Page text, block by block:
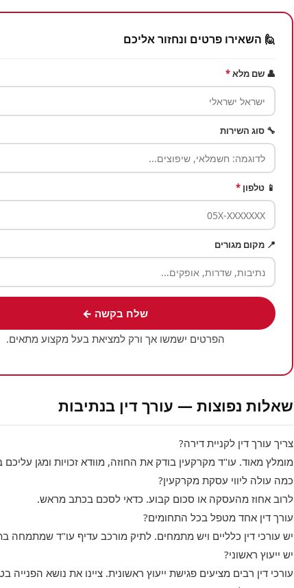
🙋 השאירו פרטים ונחזור אליכם
👤 שם מלא*
🔧 סוג השירות
📱 טלפון *
📍 מקום מגורים
שלח בקשה ←
הפרטים ישמשו אך ורק למציאת בעל מקצוע מתאים.
שאלות נפוצות — עורך דין בנתיבות
צריך עורך דין לקניית דירה?
מומלץ מאוד. עו"ד מקרקעין בודק את החוזה, מוודא זכויות ומגן
כמה עולה ליווי עסקת מקרקעין?
לרוב אחוז מהעסקה או סכום קבוע. כדאי לסכם בכתב מראש.
עורך דין אחד מטפל בכל התחומים?
יש עורכי דין כלליים ויש מתמחים. לתיק מורכב עדיף עו"ד שמתמחה
יש ייעוץ ראשוני?
עורכי דין רבים מציעים פגישת ייעוץ ראשונית. ציינו את נושא הפנייה